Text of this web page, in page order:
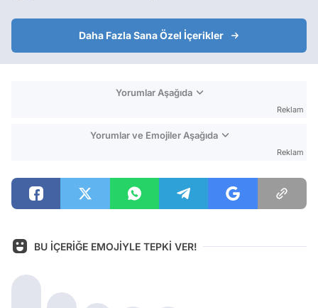
Daha Fazla Sana Özel İçerikler
Yorumlar Aşağıda
Reklam
Yorumlar ve Emojiler Aşağıda
Reklam
BU İÇERİĞE EMOJİYLE TEPKİ VER!